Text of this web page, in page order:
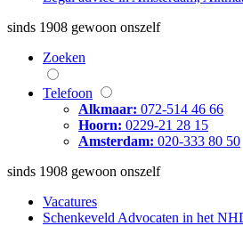
sinds 1908 gewoon onszelf
Zoeken
Telefoon
Alkmaar: 072-514 46 66
Hoorn: 0229-21 28 15
Amsterdam: 020-333 80 50
sinds 1908 gewoon onszelf
Vacatures
Schenkeveld Advocaten in het